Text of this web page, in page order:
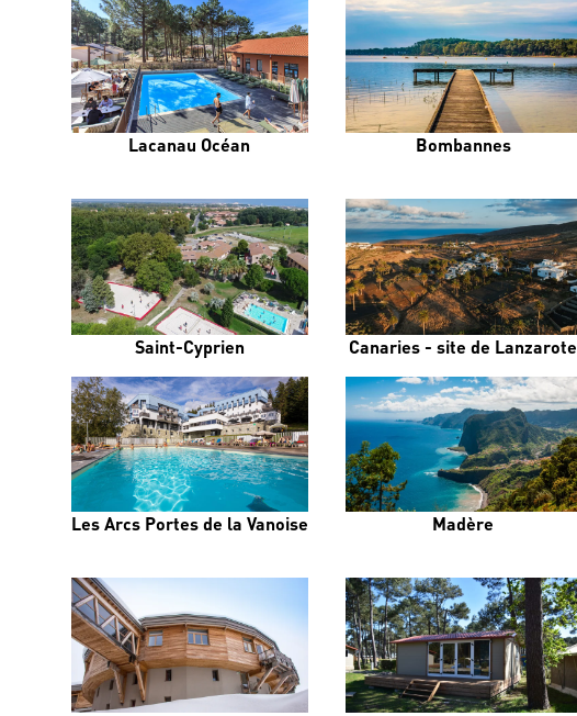
Lacanau Océan Bombannes
Saint-Cyprien Canaries - site de Lanzarote
Les Arcs Portes de la Vanoise Madère